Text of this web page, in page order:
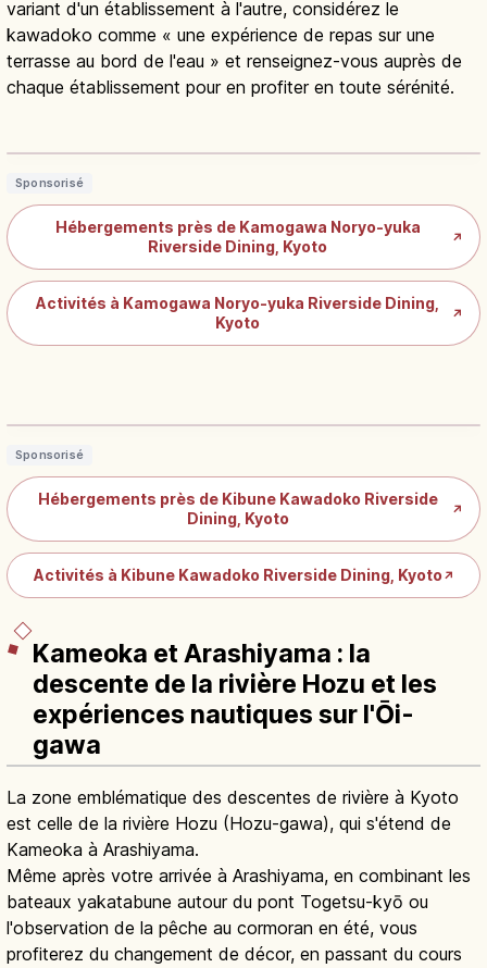
variant d'un établissement à l'autre, considérez le
kawadoko comme « une expérience de repas sur une
terrasse au bord de l'eau » et renseignez-vous auprès de
chaque établissement pour en profiter en toute sérénité.
Kamogawa Yuka : terrasses d’été de
Sponsorisé
Hébergements près de Kamogawa Noryo-yuka
Riverside Dining, Kyoto
↗
Activités à Kamogawa Noryo-yuka Riverside Dining,
Kyoto
↗
Sponsorisé
Hébergements près de Kibune Kawadoko Riverside
Dining, Kyoto
↗
Activités à Kibune Kawadoko Riverside Dining, Kyoto ↗
Kameoka et Arashiyama : la
descente de la rivière Hozu et les
expériences nautiques sur l'Ōi-
gawa
La zone emblématique des descentes de rivière à Kyoto
est celle de la rivière Hozu (Hozu-gawa), qui s'étend de
Kameoka à Arashiyama.
Même après votre arrivée à Arashiyama, en combinant les
bateaux yakatabune autour du pont Togetsu-kyō ou
l'observation de la pêche au cormoran en été, vous
profiterez du changement de décor, en passant du cours